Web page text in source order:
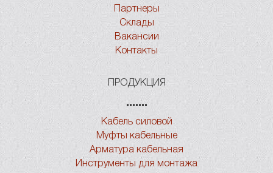
Партнеры
Склады
Вакансии
Контакты
ПРОДУКЦИЯ
Кабель силовой
Муфты кабельные
Арматура кабельная
Инструменты для монтажа